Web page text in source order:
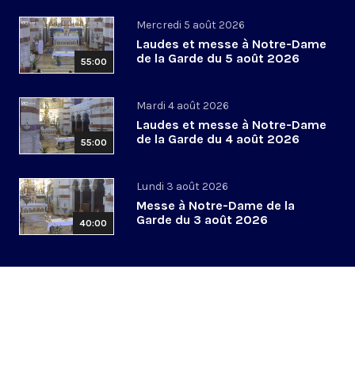
55:00
Mercredi 5 août 2026
Laudes et messe à Notre-Dame
de la Garde du 5 août 2026
55:00
Mardi 4 août 2026
Laudes et messe à Notre-Dame
de la Garde du 4 août 2026
40:00
Lundi 3 août 2026
Messe à Notre-Dame de la
Garde du 3 août 2026